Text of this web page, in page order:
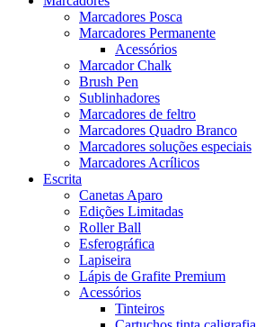
Marcadores Posca
Marcadores Permanente
Acessórios
Marcador Chalk
Brush Pen
Sublinhadores
Marcadores de feltro
Marcadores Quadro Branco
Marcadores soluções especiais
Marcadores Acrílicos
Escrita
Canetas Aparo
Edições Limitadas
Roller Ball
Esferográfica
Lapiseira
Lápis de Grafite Premium
Acessórios
Tinteiros